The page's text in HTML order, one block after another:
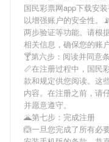
国民彩票网app下载安
以增强账户的安全性。
两步验证等功能。请根
相关信息，确保您的账户
🍸第六步：阅读并同意
📏在注册过程中， 国民
款和规定供您阅读。这
内容。在注册之前，请
并愿意遵守。
🌋第七步：完成注册
🙆一旦您完成了所有必